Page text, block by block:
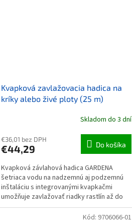
Kvapková zavlažovacia hadica na
kríky alebo živé ploty (25 m)
Skladom do 3 dní
€36,01 bez DPH
€44,29 Do košíka
Kvapková závlahová hadica GARDENA
šetriaca vodu na nadzemnú aj podzemnú
inštaláciu s integrovanými kvapkačmi
umožňuje zavlažovať riadky rastlín až do
dĺžky 25 m, ako sú živé...
Kód: 9706066-01